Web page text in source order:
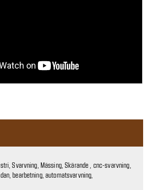
Svarvning, Mässing, Skärande , cnc-svarvning,
bearbetning, automatsvarvning,